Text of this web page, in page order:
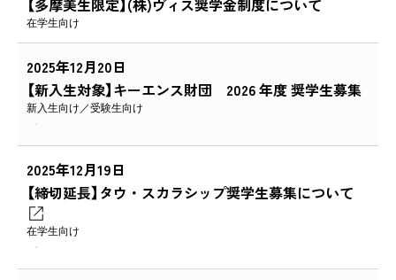
在学生向け
2025年12月20日
【新入生対象】キーエンス財団 2026 年度 奨学生募集
新入生向け 受験生向け
2025年12月19日
【締切延長】タウ・スカラシップ奨学生募集について
在学生向け